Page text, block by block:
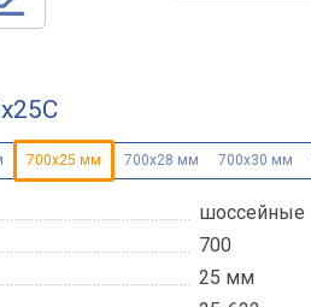
700x25 мм 700x28 мм 700x30 мм
шоссейные
700
25 мм